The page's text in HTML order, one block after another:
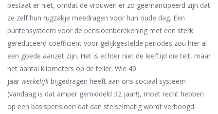
bestaat er niet, omdat de vrouwen er zo geëmancipeerd zijn dat
ze zelf hun rugzakje meedragen voor hun oude dag. Een
puntensysteem voor de pensioenberekening met een sterk
gereduceerd coëfficiënt voor gelijkgestelde periodes zou hier al
een goede aanzet zijn. Het is echter niet de leeftijd die telt, maar
het aantal kilometers op de teller. Wie 40
jaar werkelijk bijgedragen heeft aan ons sociaal systeem
(vandaag is dat amper gemiddeld 32 jaar!), moet recht hebben
op een basispensioen dat dan stelselmatig wordt verhoogd.